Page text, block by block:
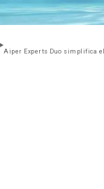
Aiper Experts Duo simplifica